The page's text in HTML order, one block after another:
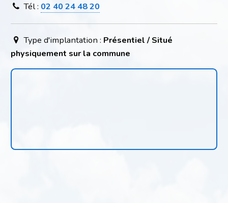
Tél : 02 40 24 48 20
Type d'implantation : Présentiel / Situé
physiquement sur la commune